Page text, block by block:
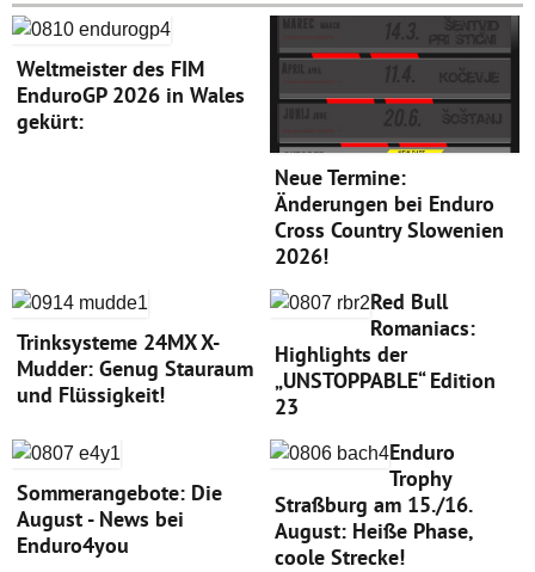
Weltmeister des FIM
EnduroGP 2026 in Wales
gekürt:
Neue Termine:
Änderungen bei Enduro
Cross Country Slowenien
2026!
Trinksysteme 24MX X-
Mudder: Genug Stauraum
und Flüssigkeit!
Red Bull
Romaniacs:
Highlights der
„UNSTOPPABLE“ Edition
23
Sommerangebote: Die
August - News bei
Enduro4you
Enduro
Trophy
Straßburg am 15./16.
August: Heiße Phase,
coole Strecke!